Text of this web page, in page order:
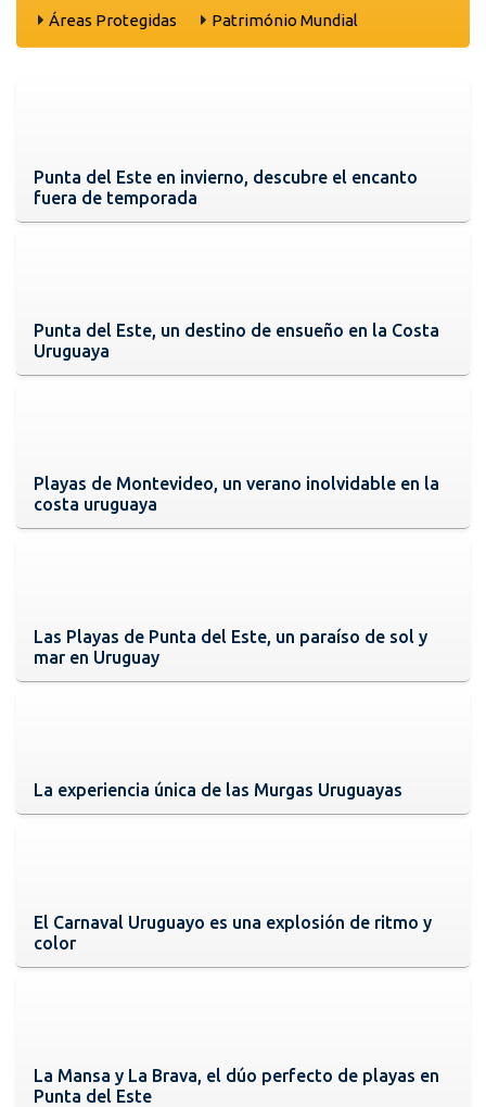
Áreas Protegidas Património Mundial
Punta del Este en invierno, descubre el encanto
fuera de temporada
Punta del Este, un destino de ensueño en la Costa
Uruguaya
Playas de Montevideo, un verano inolvidable en la
costa uruguaya
Las Playas de Punta del Este, un paraíso de sol y
mar en Uruguay
La experiencia única de las Murgas Uruguayas
El Carnaval Uruguayo es una explosión de ritmo y
color
La Mansa y La Brava, el dúo perfecto de playas en
Punta del Este